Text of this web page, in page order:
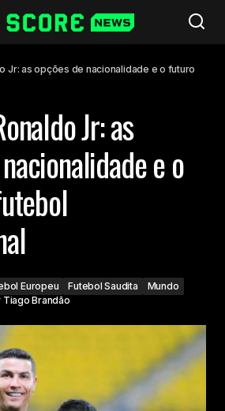
Jr: as opções de nacionalidade e o futuro
Jr: as
e o
Europeu Futebol Saudita
Mundo
Tiago Brandão